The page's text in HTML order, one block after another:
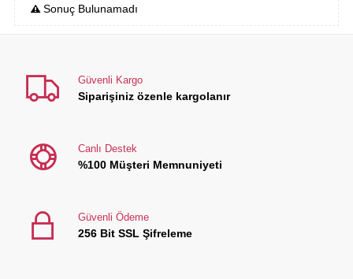
Sonuç Bulunamadı
Güvenli Kargo
Siparişiniz özenle kargolanır
Canlı Destek
%100 Müşteri Memnuniyeti
Güvenli Ödeme
256 Bit SSL Şifreleme